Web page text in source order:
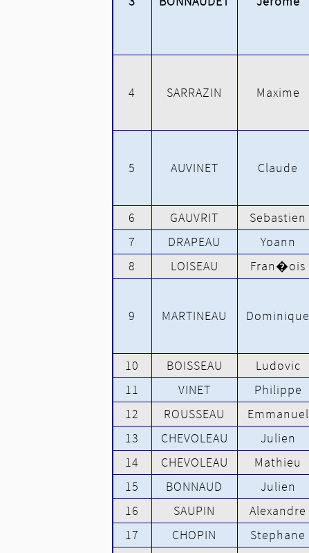
4 SARRAZIN Maxime
5 AUVINET Claude
6 GAUVRIT Sebastien
7
DRAPEAU Yoann
8
LOISEAU Fran�ois
9 MARTINEAU Dominique
10 BOISSEAU Ludovic
11
VINET Philippe
12
ROUSSEAU Emmanuel
13
CHEVOLEAU Julien
14
CHEVOLEAU Mathieu
15
BONNAUD Julien
16
SAUPIN Alexandre
17
CHOPIN Stephane